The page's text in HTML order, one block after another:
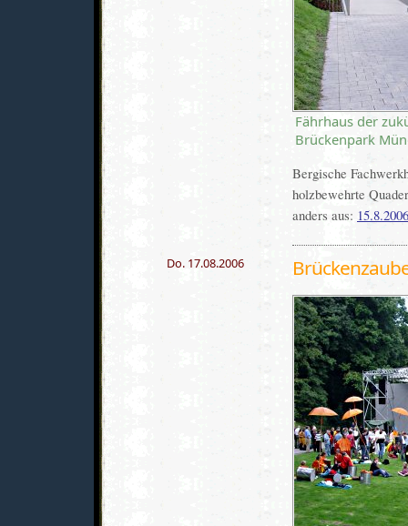
Fährhaus der
Brückenpark
Bergische
holzbewehrte
anders aus: 15.8.2006
Do. 17.08.2006